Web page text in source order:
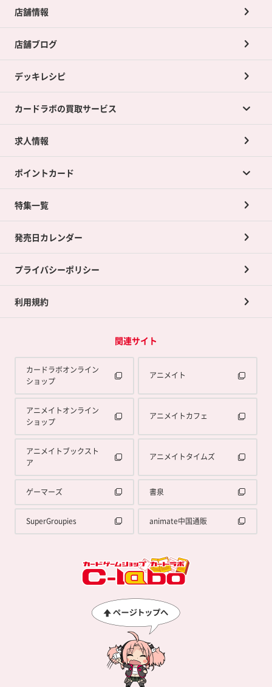
店舗情報
店舗ブログ
デッキレシピ
カードラボの買取サービス
カードラボの買取サービスTOP
店舗買取について
ネット買取について
買取承諾書について
求人情報
ポイントカード
ポイントカードTOP
ポイント交換景品
特集一覧
発売日カレンダー
プライバシーポリシー
利用規約
関連サイト
カードラボオンライン
ショップ
アニメイト
アニメイトオンライン
ショップ
アニメイトカフェ
アニメイトブックスト
ア
アニメイトタイムズ
ゲーマーズ 書泉
SuperGroupies animate中国通販